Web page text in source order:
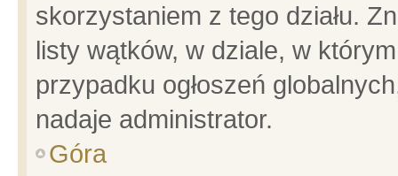
skorzystaniem z tego działu.
listy wątków, w dziale, w
przypadku ogłoszeń
nadaje administrator.
Góra